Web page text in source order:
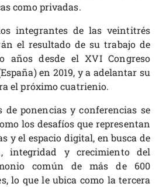
como privadas.
integrantes de las veintitrés
el resultado de su trabajo de
años desde el XVI Congreso
en 2019, y a adelantar su
el próximo cuatrienio.
ponencias y conferencias se
los desafíos que representan
y el espacio digital, en busca de
integridad y crecimiento del
común de más de 600
lo que le ubica como la tercera